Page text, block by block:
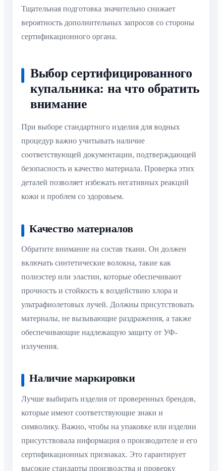
Тщательная подготовка значительно снижает
вероятность дополнительных запросов со стороны
сертификационного органа.
Выбор сертифицированного
купальника: на что обратить
внимание
При выборе стандартного изделия для водных
процедур важно учитывать наличие
соответствующей документации, подтверждающей
безопасность и качество материала. Проверка этих
деталей позволяет избежать негативных реакций
кожи и проблем со здоровьем.
Качество материалов
Обратите внимание на состав ткани. Он должен
включать синтетические волокна, такие как
полиэстер или эластин, которые обеспечивают
прочность и стойкость к воздействию хлора и
ультрафиолетовых лучей. Должны присутствовать
материалы, не вызывающие раздражения, а также
обеспечивающие надлежащую защиту от УФ-
излучения.
Наличие маркировки
Лучше выбирать изделия от проверенных брендов,
которые имеют соответствующие знаки и
символику. Важно, чтобы на упаковке или изделии
присутствовала информация о производителе и его
сертификационных признаках. Это гарантирует
высокие стандарты производства и проверку